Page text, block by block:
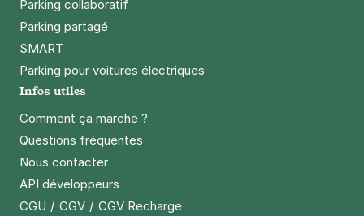
Parking collaboratif
Parking partagé
SMART
Parking pour voitures électriques
Infos utiles
Comment ça marche ?
Questions fréquentes
Nous contacter
API développeurs
CGU / CGV / CGV Recharge